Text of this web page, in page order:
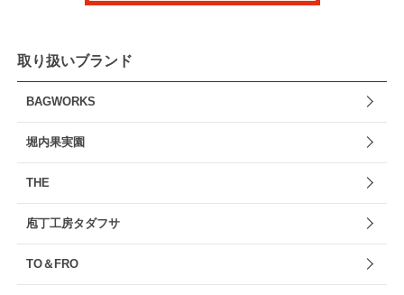
取り扱いブランド
BAGWORKS
堀内果実園
THE
庖丁工房タダフサ
TO＆FRO